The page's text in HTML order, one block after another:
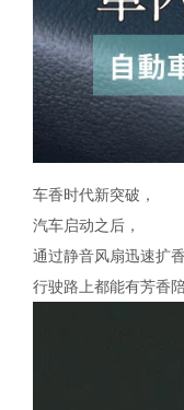
车香时代新突破，
汽车启动之后，
通过静音风扇迅速扩
行驶路上都能有芳香